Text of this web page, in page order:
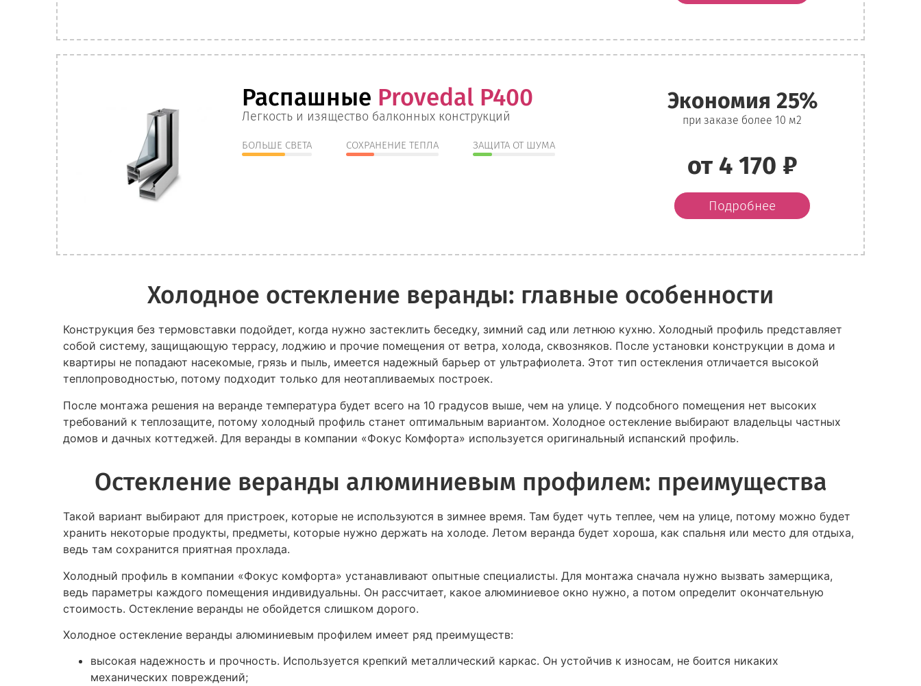
Распашные Provedal P400
Легкость и изящество балконных конструкций
БОЛЬШЕ СВЕТА СОХРАНЕНИЕ ТЕПЛА ЗАЩИТА ОТ ШУМА
Экономия 25%
при заказе более 10 м2
от 4 170 ₽
Подробнее
Холодное остекление веранды: главные особенности
Конструкция без термовставки подойдет, когда нужно застеклить беседку, зимний сад или летнюю кухню. Холодный профиль представляет
собой систему, защищающую террасу, лоджию и прочие помещения от ветра, холода, сквозняков. После установки конструкции в дома и
квартиры не попадают насекомые, грязь и пыль, имеется надежный барьер от ультрафиолета. Этот тип остекления отличается высокой
теплопроводностью, потому подходит только для неотапливаемых построек.
После монтажа решения на веранде температура будет всего на 10 градусов выше, чем на улице. У подсобного помещения нет высоких
требований к теплозащите, потому холодный профиль станет оптимальным вариантом. Холодное остекление выбирают владельцы частных
домов и дачных коттеджей. Для веранды в компании «Фокус Комфорта» используется оригинальный испанский профиль.
Остекление веранды алюминиевым профилем: преимущества
Такой вариант выбирают для пристроек, которые не используются в зимнее время. Там будет чуть теплее, чем на улице, потому можно будет
хранить некоторые продукты, предметы, которые нужно держать на холоде. Летом веранда будет хороша, как спальня или место для отдыха,
ведь там сохранится приятная прохлада.
Холодный профиль в компании «Фокус комфорта» устанавливают опытные специалисты. Для монтажа сначала нужно вызвать замерщика,
ведь параметры каждого помещения индивидуальны. Он рассчитает, какое алюминиевое окно нужно, а потом определит окончательную
стоимость. Остекление веранды не обойдется слишком дорого.
Холодное остекление веранды алюминиевым профилем имеет ряд преимуществ:
высокая надежность и прочность. Используется крепкий металлический каркас. Он устойчив к износам, не боится никаких
механических повреждений;